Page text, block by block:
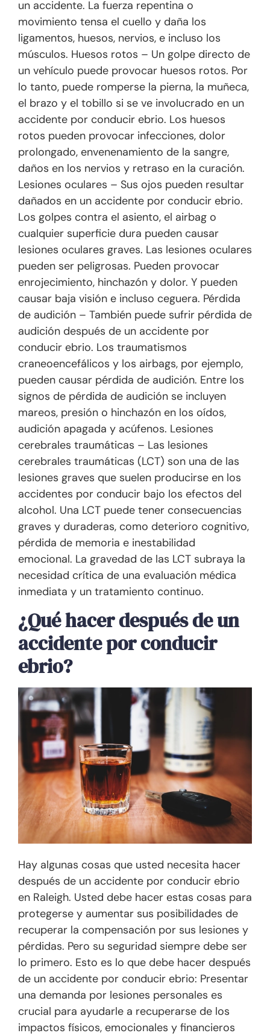
un accidente. La fuerza repentina o
movimiento tensa el cuello y daña los
ligamentos, huesos, nervios, e incluso los
músculos. Huesos rotos – Un golpe directo de
un vehículo puede provocar huesos rotos. Por
lo tanto, puede romperse la pierna, la muñeca,
el brazo y el tobillo si se ve involucrado en un
accidente por conducir ebrio. Los huesos
rotos pueden provocar infecciones, dolor
prolongado, envenenamiento de la sangre,
daños en los nervios y retraso en la curación.
Lesiones oculares – Sus ojos pueden resultar
dañados en un accidente por conducir ebrio.
Los golpes contra el asiento, el airbag o
cualquier superficie dura pueden causar
lesiones oculares graves. Las lesiones oculares
pueden ser peligrosas. Pueden provocar
enrojecimiento, hinchazón y dolor. Y pueden
causar baja visión e incluso ceguera. Pérdida
de audición – También puede sufrir pérdida de
audición después de un accidente por
conducir ebrio. Los traumatismos
craneoencefálicos y los airbags, por ejemplo,
pueden causar pérdida de audición. Entre los
signos de pérdida de audición se incluyen
mareos, presión o hinchazón en los oídos,
audición apagada y acúfenos. Lesiones
cerebrales traumáticas – Las lesiones
cerebrales traumáticas (LCT) son una de las
lesiones graves que suelen producirse en los
accidentes por conducir bajo los efectos del
alcohol. Una LCT puede tener consecuencias
graves y duraderas, como deterioro cognitivo,
pérdida de memoria e inestabilidad
emocional. La gravedad de las LCT subraya la
necesidad crítica de una evaluación médica
inmediata y un tratamiento continuo.
¿Qué hacer después de un
accidente por conducir
ebrio?
Hay algunas cosas que usted necesita hacer
después de un accidente por conducir ebrio
en Raleigh. Usted debe hacer estas cosas para
protegerse y aumentar sus posibilidades de
recuperar la compensación por sus lesiones y
pérdidas. Pero su seguridad siempre debe ser
lo primero. Esto es lo que debe hacer después
de un accidente por conducir ebrio: Presentar
una demanda por lesiones personales es
crucial para ayudarle a recuperarse de los
impactos físicos, emocionales y financieros